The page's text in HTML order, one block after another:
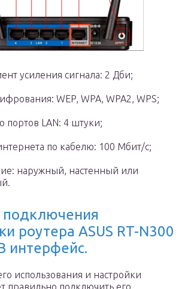
усиления сигнала: 2 Дби;
WEP, WPA, WPA2, WPS;
портов LAN: 4 штуки;
по кабелю: 100 Мбит/с;
наружный, настенный или
роутера ASUS RT-N300
интерфейс.
использования и настройки
правильно подключить его